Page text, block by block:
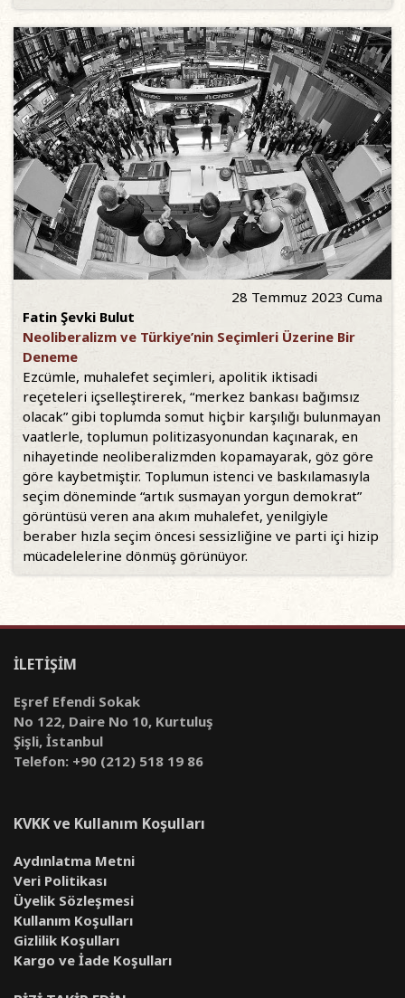
28 Temmuz 2023 Cuma
Fatin Şevki Bulut
Neoliberalizm ve Türkiye’nin Seçimleri Üzerine Bir
Deneme
Ezcümle, muhalefet seçimleri, apolitik iktisadi
reçeteleri içselleştirerek, “merkez bankası bağımsız
olacak” gibi toplumda somut hiçbir karşılığı bulunmayan
vaatlerle, toplumun politizasyonundan kaçınarak, en
nihayetinde neoliberalizmden kopamayarak, göz göre
göre kaybetmiştir. Toplumun istenci ve baskılamasıyla
seçim döneminde “artık susmayan yorgun demokrat”
görüntüsü veren ana akım muhalefet, yenilgiyle
beraber hızla seçim öncesi sessizliğine ve parti içi hizip
mücadelelerine dönmüş görünüyor.
İLETİŞİM
Eşref Efendi Sokak
No 122, Daire No 10, Kurtuluş
Şişli, İstanbul
Telefon: +90 (212) 518 19 86
KVKK ve Kullanım Koşulları
Aydınlatma Metni
Veri Politikası
Üyelik Sözleşmesi
Kullanım Koşulları
Gizlilik Koşulları
Kargo ve İade Koşulları